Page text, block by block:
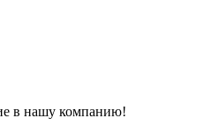
в нашу компанию!